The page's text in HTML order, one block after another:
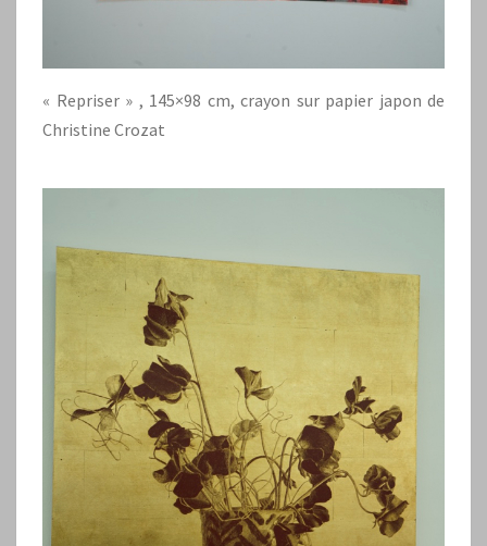
« Repriser » , 145×98 cm, crayon sur papier japon de
Christine Crozat